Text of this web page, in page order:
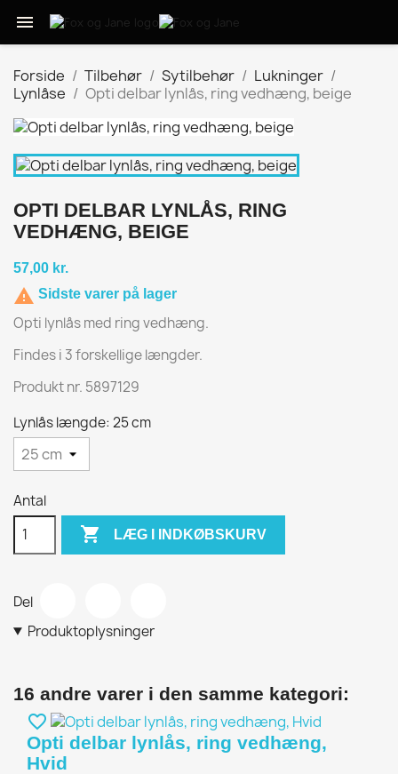

Forside Tilbehør Sytilbehør
Lukninger
Lynlåse
Opti delbar lynlås, ring vedhæng, beige
OPTI DELBAR LYNLÅS, RING
VEDHÆNG, BEIGE
57,00 kr.
 Sidste varer på lager
Opti lynlås med ring vedhæng.
Findes i 3 forskellige længder.
Produkt nr. 5897129
Lynlås længde: 25 cm
Antal
 LÆG I INDKØBSKURV
Del
Produktoplysninger
16 andre varer i den samme kategori:
favorite_border
Opti delbar lynlås, ring vedhæng,
Hvid